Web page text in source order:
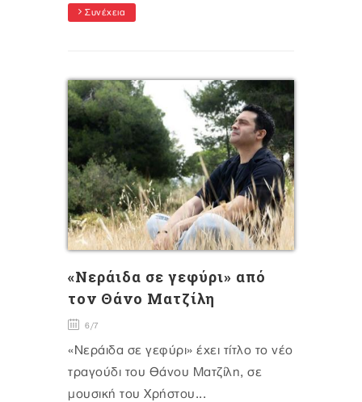
Συνέχεια
«Νεράιδα σε γεφύρι» από
τον Θάνο Ματζίλη
6/7
«Νεράιδα σε γεφύρι» έχει τίτλο το νέο
τραγούδι του Θάνου Ματζίλη, σε
μουσική του Χρήστου...